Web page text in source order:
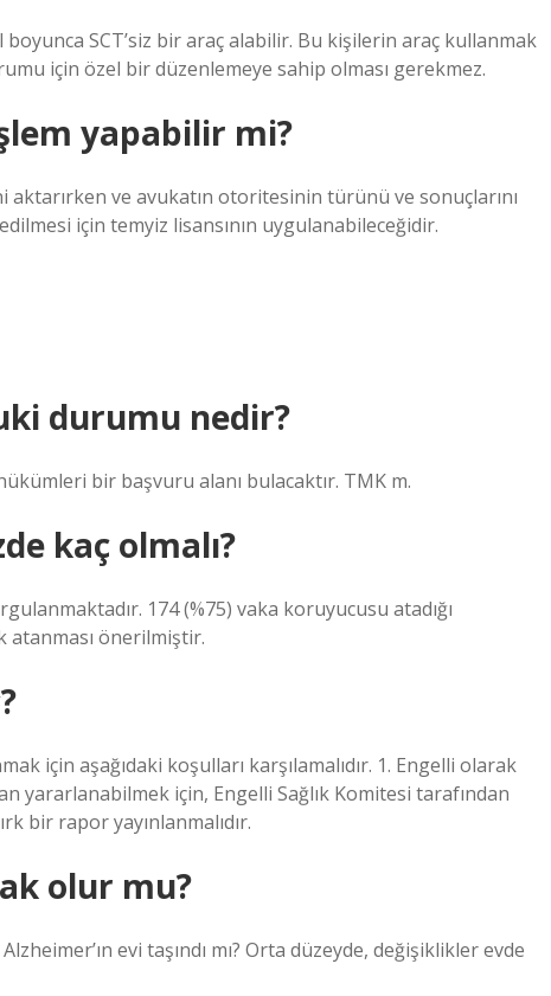
boyunca SCT’siz bir araç alabilir. Bu kişilerin araç kullanmak
için özel bir düzenlemeye sahip olması gerekmez.
yapabilir mi?
ve avukatın otoritesinin türünü ve sonuçlarını
için temyiz lisansının uygulanabileceğidir.
durumu nedir?
bir başvuru alanı bulacaktır. TMK m.
kaç olmalı?
174 (%75) vaka koruyucusu atadığı
atanması önerilmiştir.
için aşağıdaki koşulları karşılamalıdır. 1. Engelli olarak
yararlanabilmek için, Engelli Sağlık Komitesi tarafından
bir rapor yayınlanmalıdır.
olur mu?
evi taşındı mı? Orta düzeyde, değişiklikler evde